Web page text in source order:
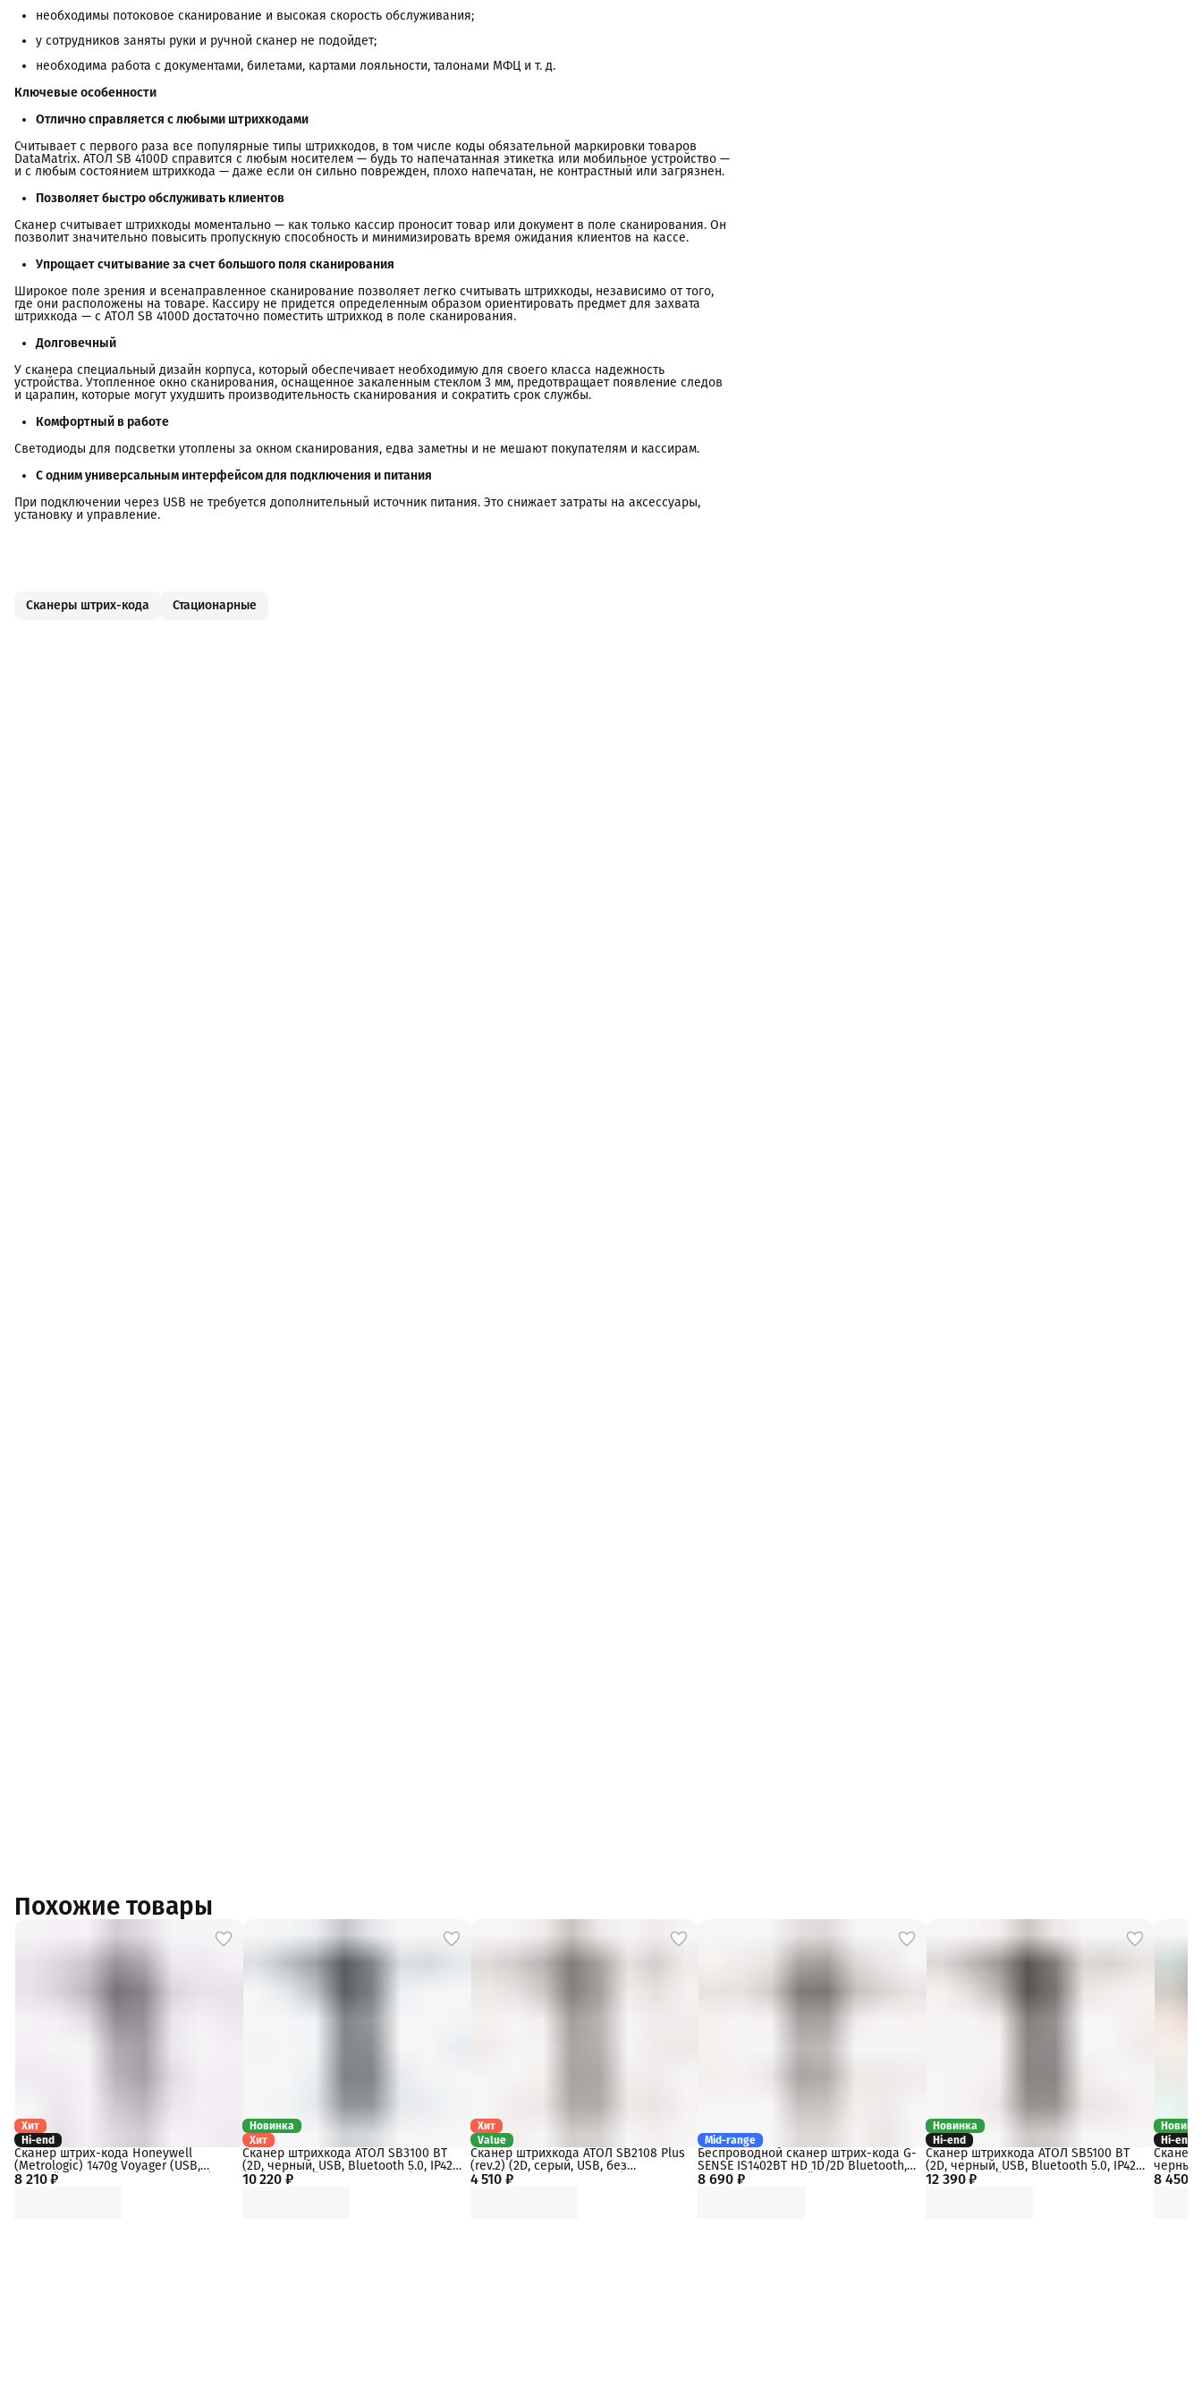
Долговечный
Утопленное окно сканирования, оснащенное закаленным
Светодиоды для подсветки утоплены за окном сканирования,
едва заметны и не мешают покупателям и кассирам.
С одним универсальным интерфейсом для подключения и
питания
источник питания. Это снижает затраты на аксессуары, установку
и управление.
необходимы потоковое сканирование и высокая скорость обслуживания;
у сотрудников заняты руки и ручной сканер не подойдет;
необходима работа с документами, билетами, картами лояльности, талонами МФЦ и т. д.
Ключевые особенности
Отлично справляется с любыми штрихкодами
Считывает с первого раза все популярные типы штрихкодов, в том числе коды обязательной маркировки товаров
DataMatrix. АТОЛ SB 4100D справится с любым носителем — будь то напечатанная этикетка или мобильное устройство —
и с любым состоянием штрихкода — даже если он сильно поврежден, плохо напечатан, не контрастный или загрязнен.
Позволяет быстро обслуживать клиентов
Сканер считывает штрихкоды моментально — как только кассир проносит товар или документ в поле сканирования. Он
позволит значительно повысить пропускную способность и минимизировать время ожидания клиентов на кассе.
Упрощает считывание за счет большого поля сканирования
Широкое поле зрения и всенаправленное сканирование позволяет легко считывать штрихкоды, независимо от того,
где они расположены на товаре. Кассиру не придется определенным образом ориентировать предмет для захвата
штрихкода — с АТОЛ SB 4100D достаточно поместить штрихкод в поле сканирования.
Долговечный
У сканера специальный дизайн корпуса, который обеспечивает необходимую для своего класса надежность
устройства. Утопленное окно сканирования, оснащенное закаленным стеклом 3 мм, предотвращает появление следов
и царапин, которые могут ухудшить производительность сканирования и сократить срок службы.
Комфортный в работе
Светодиоды для подсветки утоплены за окном сканирования, едва заметны и не мешают покупателям и кассирам.
С одним универсальным интерфейсом для подключения и питания
При подключении через USB не требуется дополнительный источник питания. Это снижает затраты на аксессуары,
установку и управление.
Сканеры штрих-кода Стационарные
Похожие товары
Хит
Hi-end
8 210 ₽
Сканер штрих-кода Honeywell
(Metrologic) 1470g Voyager (USB,
Черный, арт. 1470G2D-2USB-33502)
Новинка
Хит
10 220 ₽
Сканер штрихкода АТОЛ SB3100 BT
(2D, черный, USB, Bluetooth 5.0, IP42,
c подставкой, упаковка 1 шт.)
Хит
Value
4 510 ₽
Сканер штрихкода АТОЛ SB2108 Plus
(rev.2) (2D, серый, USB, без
подставки, упаковка 1 шт.)
Mid-range
8 690 ₽
Беспроводной сканер штрих-кода G-
SENSE IS1402BT HD 1D/2D Bluetooth,
2.4Ghz, USB, черный, dongle
Новинка
Hi-end
12 390 ₽
Сканер штрихкода АТОЛ SB5100 BT
(2D, черный, USB, Bluetooth 5.0, IP42,
c подставкой, упаковка 1 шт.)
Hi-end
8 450 ₽
Сканер
черный,